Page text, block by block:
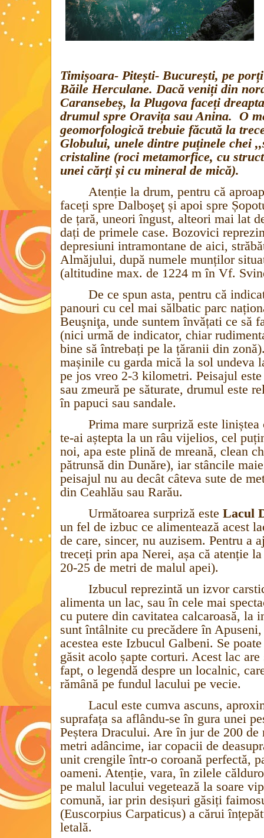
Timișoara- Pitești- București, pe
Băile Herculane. Dacă veniți din
Caransebeș, la Plugova faceți
drumul spre Oravița sau Anina. O
geomorfologică trebuie făcută la
Globului, unele dintre puținele chei
cristaline (roci metamorfice, cu
unei cărți și cu mineral de mică).
Atenție la drum, pentru că
faceți spre Dalboşeţ și apoi spre
de țară, uneori îngust, alteori mai lat
dați de primele case. Bozovici
depresiuni intramontane de aici,
Almăjului, după numele munților
(altitudine max. de 1224 m în Vf.
De ce spun asta, pentru că
panouri cu cel mai sălbatic parc
Beuşniţa, unde suntem învățati ce să
(nici urmă de indicator, chiar
bine să întrebați pe la țăranii din
mașinile cu garda mică la sol undeva
pe jos vreo 2-3 kilometri. Peisajul
sau zmeură pe săturate, drumul este
în papuci sau sandale.
Prima mare surpriză este
te-ai aștepta la un râu vijelios, cel
noi, apa este plină de mreană, clean
pătrunsă din Dunăre), iar stâncile
peisajul nu au decât câteva sute de
din Ceahlău sau Rarău.
Următoarea surpriză este Lacul
un fel de izbuc ce alimentează acest
de care, sincer, nu auzisem. Pentru a
treceți prin apa Nerei, așa că atenție
20-25 de metri de malul apei).
Izbucul reprezintă un izvor
alimenta un lac, sau în cele mai
cu putere din cavitatea calcaroasă, la
sunt întâlnite cu precădere în
acestea este Izbucul Galbeni. Se
găsit acolo șapte corturi. Acest lac are
fapt, o legendă despre un localnic,
rămână pe fundul lacului pe vecie.
Lacul este cumva ascuns,
suprafața sa aflându-se în gura unei
Peștera Dracului. Are în jur de 200
metri adâncime, iar copacii de
unit crengile într-o coroană perfectă,
oameni. Atenție, vara, în zilele
pe malul lacului vegetează la soare
comună, iar prin desișuri găsiți
(Euscorpius Carpaticus) a cărui
letală.